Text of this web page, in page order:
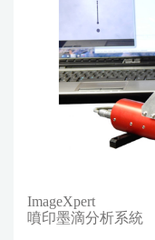
ImageXpert
噴印墨滴分析系統